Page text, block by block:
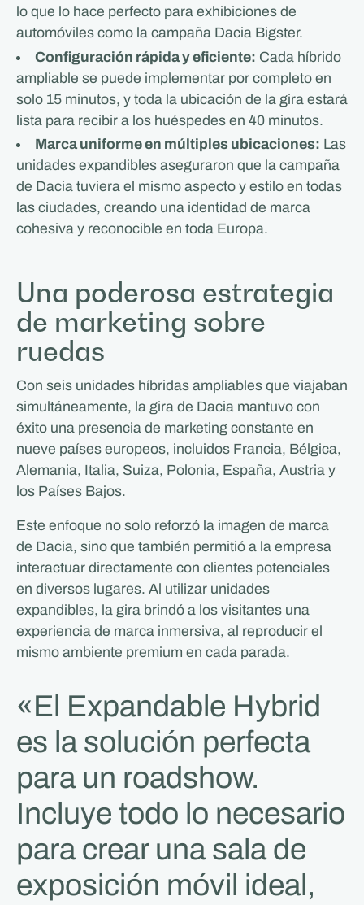
lo que lo hace perfecto para exhibiciones de
automóviles como la campaña Dacia Bigster.
Configuración rápida y eficiente: Cada híbrido
ampliable se puede implementar por completo en
solo 15 minutos, y toda la ubicación de la gira estará
lista para recibir a los huéspedes en 40 minutos.
Marca uniforme en múltiples ubicaciones: Las
unidades expandibles aseguraron que la campaña
de Dacia tuviera el mismo aspecto y estilo en todas
las ciudades, creando una identidad de marca
cohesiva y reconocible en toda Europa.
Una poderosa estrategia
de marketing sobre
ruedas
Con seis unidades híbridas ampliables que viajaban
simultáneamente, la gira de Dacia mantuvo con
éxito una presencia de marketing constante en
nueve países europeos, incluidos Francia, Bélgica,
Alemania, Italia, Suiza, Polonia, España, Austria y
los Países Bajos.
Este enfoque no solo reforzó la imagen de marca
de Dacia, sino que también permitió a la empresa
interactuar directamente con clientes potenciales
en diversos lugares. Al utilizar unidades
expandibles, la gira brindó a los visitantes una
experiencia de marca inmersiva, al reproducir el
mismo ambiente premium en cada parada.
«El Expandable Hybrid
es la solución perfecta
para un roadshow.
Incluye todo lo necesario
para crear una sala de
exposición móvil ideal,